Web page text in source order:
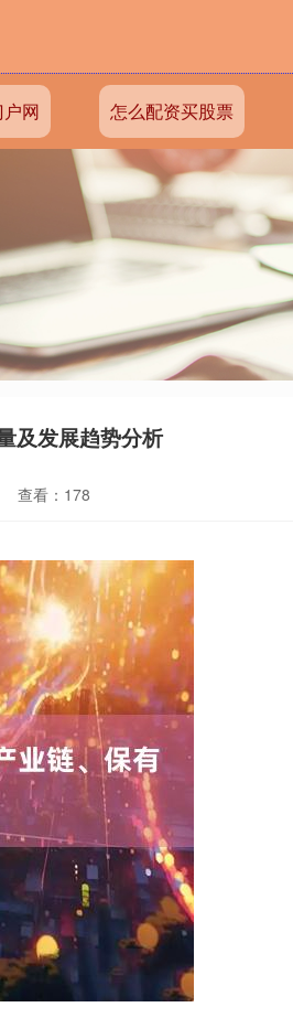
网 怎么配资买股票
及发展趋势分析
查看：178